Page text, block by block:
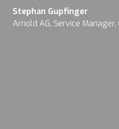
Arnold AG, Service